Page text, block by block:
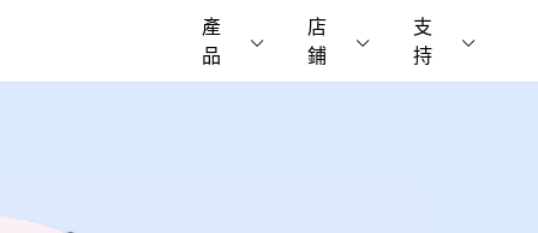
產
品
店
鋪
支
持